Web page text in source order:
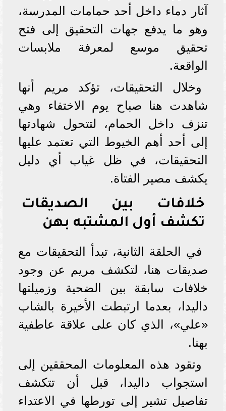
آثار دماء داخل أحد حمامات المدرسة،
وهو ما يدفع جهات التحقيق إلى فتح
تحقيق موسع لمعرفة ملابسات
الواقعة.
وخلال التحقيقات، تؤكد مريم أنها
شاهدت هنا صباح يوم الاختفاء وهي
تنزف داخل الحمام، لتتحول شهادتها
إلى أحد أهم الخيوط التي تعتمد عليها
التحقيقات، في ظل غياب أي دليل
يكشف مصير الفتاة.
خلافات بين الصديقات
تكشف أول المشتبه بهن
في الحلقة الثانية، تبدأ التحقيقات مع
صديقات هنا، لتكشف مريم عن وجود
خلافات سابقة بين الضحية وزميلتها
داليدا، بعدما ارتبطت الأخيرة بالشاب
«علي»، الذي كان على علاقة عاطفية
بهنا.
وتقود هذه المعلومات المحققين إلى
استجواب داليدا، قبل أن تتكشف
تفاصيل تشير إلى تورطها في الاعتداء